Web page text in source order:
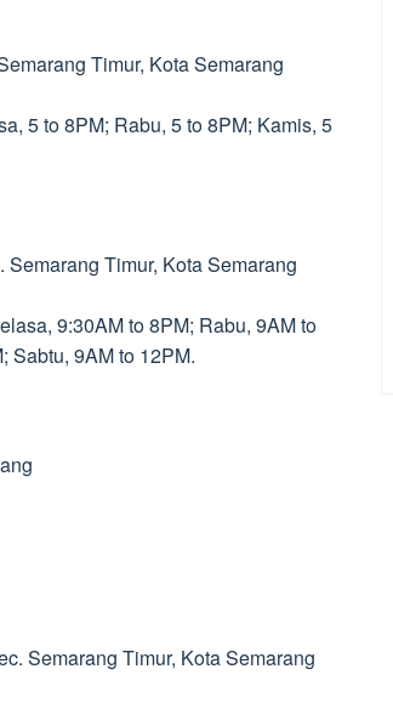
Timur, Kota Semarang
5 to 8PM; Rabu, 5 to 8PM; Kamis, 5
Timur, Kota Semarang
9:30AM to 8PM; Rabu, 9AM to
Sabtu, 9AM to 12PM.
Semarang Timur, Kota Semarang